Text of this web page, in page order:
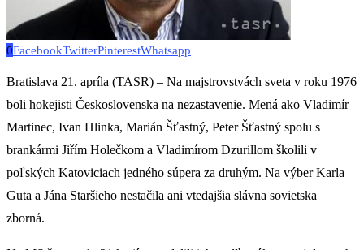
0FacebookTwitterPinterestWhatsapp
Bratislava 21. apríla (TASR) – Na majstrovstvách sveta v roku 1976
boli hokejisti Československa na nezastavenie. Mená ako Vladimír
Martinec, Ivan Hlinka, Marián Šťastný, Peter Šťastný spolu s
brankármi Jiřím Holečkom a Vladimírom Dzurillom školili v
poľských Katoviciach jedného súpera za druhým. Na výber Karla
Guta a Jána Staršieho nestačila ani vtedajšia slávna sovietska
zborná.